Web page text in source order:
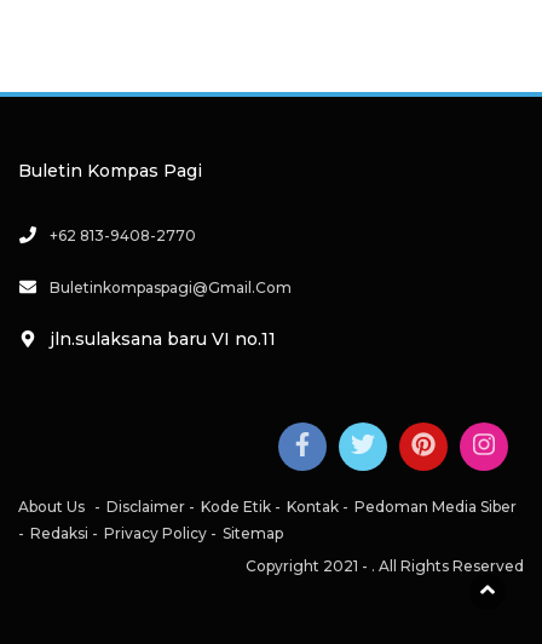
Buletin Kompas Pagi
+62 813-9408-2770
Buletinkompaspagi@gmail.com
jln.sulaksana baru VI no.11
About Us Disclaimer Kode Etik Kontak
Pedoman Media Siber
Redaksi
Privacy Policy
Sitemap
Copyright 2021 - . All Rights Reserved